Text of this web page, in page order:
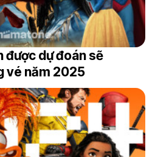
được dự đoán sẽ
vé năm 2025